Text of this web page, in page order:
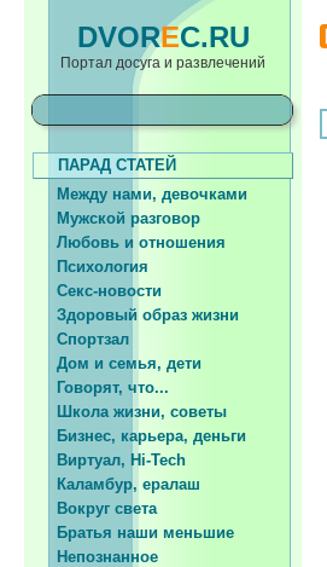
DVOREC.RU
Портал досуга и развлечений
ПАРАД СТАТЕЙ
Между нами, девочками
Мужской разговор
Любовь и отношения
Психология
Секс-новости
Здоровый образ жизни
Спортзал
Дом и семья, дети
Говорят, что...
Школа жизни, советы
Бизнес, карьера, деньги
Виртуал, Hi-Tech
Каламбур, ералаш
Вокруг света
Братья наши меньшие
Непознанное